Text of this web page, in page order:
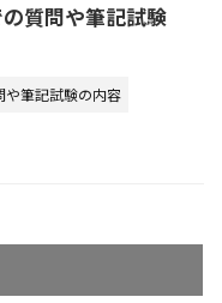
質問や筆記試験
や筆記試験の内容